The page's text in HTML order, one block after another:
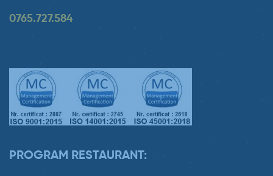
0765.727.584
PROGRAM RESTAURANT: